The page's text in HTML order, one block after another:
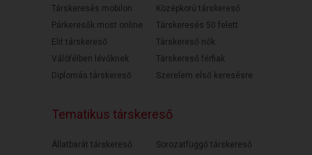
Társkeresés mobilon
Párkeresők most online
Elit társkereső
Válófélben lévőknek
Diplomás társkereső
Középkorú társkereső
Társkeresés 50 felett
Társkereső nők
Társkereső férfiak
Szerelem első keresésre
Tematikus társkereső
Állatbarát társkereső
Sorozatfüggő társkereső